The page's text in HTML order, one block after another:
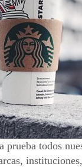
prueba todos